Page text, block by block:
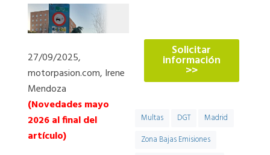
27/09/2025,
motorpasion.com, Irene
Mendoza
(Novedades mayo
2026 al final del
artículo)
Solicitar
información
>>
Multas DGT
Madrid
Zona Bajas Emisiones